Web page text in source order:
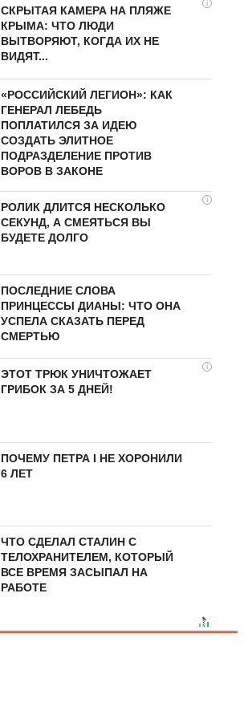
i
СКРЫТАЯ КАМЕРА НА ПЛЯЖЕ
КРЫМА: ЧТО ЛЮДИ
ВЫТВОРЯЮТ, КОГДА ИХ НЕ
ВИДЯТ...
«РОССИЙСКИЙ ЛЕГИОН»: КАК
ГЕНЕРАЛ ЛЕБЕДЬ
ПОПЛАТИЛСЯ ЗА ИДЕЮ
СОЗДАТЬ ЭЛИТНОЕ
ПОДРАЗДЕЛЕНИЕ ПРОТИВ
ВОРОВ В ЗАКОНЕ
i
РОЛИК ДЛИТСЯ НЕСКОЛЬКО
СЕКУНД, А СМЕЯТЬСЯ ВЫ
БУДЕТЕ ДОЛГО
ПОСЛЕДНИЕ СЛОВА
ПРИНЦЕССЫ ДИАНЫ: ЧТО ОНА
УСПЕЛА СКАЗАТЬ ПЕРЕД
СМЕРТЬЮ
i
ЭТОТ ТРЮК УНИЧТОЖАЕТ
ГРИБОК ЗА 5 ДНЕЙ!
ПОЧЕМУ ПЕТРА I НЕ ХОРОНИЛИ
6 ЛЕТ
ЧТО СДЕЛАЛ СТАЛИН С
ТЕЛОХРАНИТЕЛЕМ, КОТОРЫЙ
ВСЕ ВРЕМЯ ЗАСЫПАЛ НА
РАБОТЕ